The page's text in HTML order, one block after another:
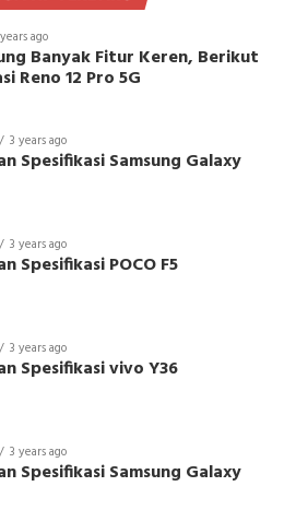
ago
Banyak Fitur Keren, Berikut
Reno 12 Pro 5G
3 years ago
Spesifikasi Samsung Galaxy
3 years ago
Spesifikasi POCO F5
3 years ago
Spesifikasi vivo Y36
3 years ago
Spesifikasi Samsung Galaxy